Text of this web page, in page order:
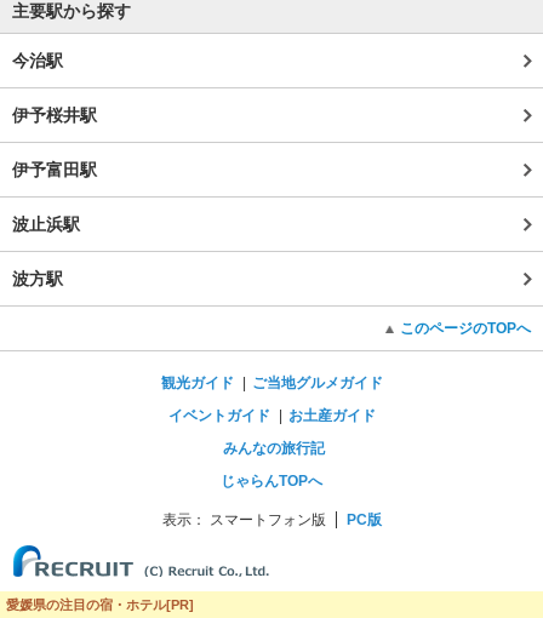
主要駅から探す
今治駅
伊予桜井駅
伊予富田駅
波止浜駅
波方駅
このページのTOPへ
観光ガイド
ご当地グルメガイド
イベントガイド
お土産ガイド
みんなの旅行記
じゃらんTOPへ
表示： スマートフォン版 PC版
愛媛県の注目の宿・ホテル[PR]